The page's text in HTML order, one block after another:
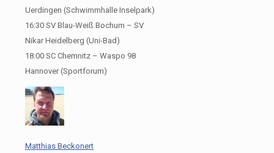
Uerdingen (Schwimmhalle Inselpark)
16:30 SV Blau-Weiß Bochum – SV
Nikar Heidelberg (Uni-Bad)
18:00 SC Chemnitz – Waspo 98
Hannover (Sportforum)
Matthias Beckonert